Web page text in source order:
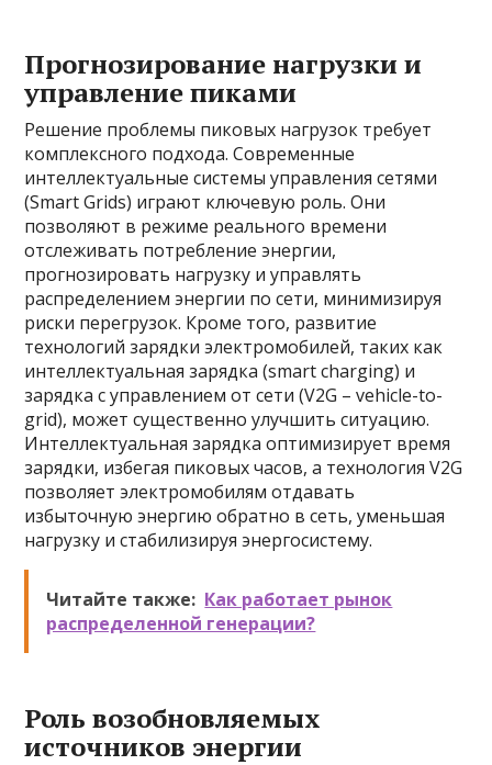
Прогнозирование нагрузки и
управление пиками
Решение проблемы пиковых нагрузок требует
комплексного подхода. Современные
интеллектуальные системы управления сетями
(Smart Grids) играют ключевую роль. Они
позволяют в режиме реального времени
отслеживать потребление энергии,
прогнозировать нагрузку и управлять
распределением энергии по сети, минимизируя
риски перегрузок. Кроме того, развитие
технологий зарядки электромобилей, таких как
интеллектуальная зарядка (smart charging) и
зарядка с управлением от сети (V2G – vehicle-to-
grid), может существенно улучшить ситуацию.
Интеллектуальная зарядка оптимизирует время
зарядки, избегая пиковых часов, а технология V2G
позволяет электромобилям отдавать
избыточную энергию обратно в сеть, уменьшая
нагрузку и стабилизируя энергосистему.
Читайте также: Как работает рынок
распределенной генерации?
Роль возобновляемых
источников энергии